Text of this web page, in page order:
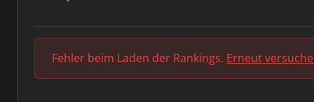
Fehler beim Laden der Rankings. Erneut